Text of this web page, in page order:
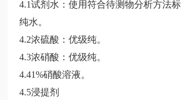
4.1试剂水：使用符合待测物分析方法
纯水。
4.2浓硫酸：优级纯。
4.3浓硝酸：优级纯。
4.41%硝酸溶液。
4.5浸提剂